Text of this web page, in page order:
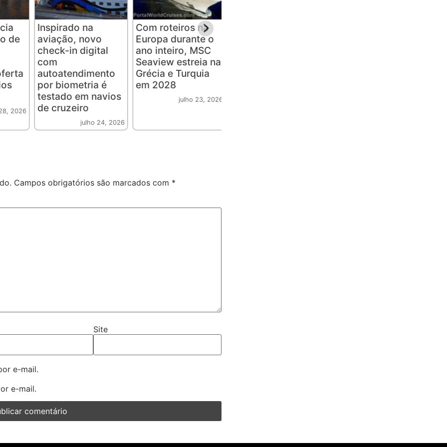
de
2026
Inspirado na
aviação, novo
check-in digital
com
autoatendimento
por biometria é
testado em navios
de cruzeiro
julho 24, 2026
Com roteiros na
Europa durante o
ano inteiro, MSC
Seaview estreia na
Grécia e Turquia
em 2028
julho 23, 2026
Campos obrigatórios são marcados com *
Site
e-mail.
e-mail.